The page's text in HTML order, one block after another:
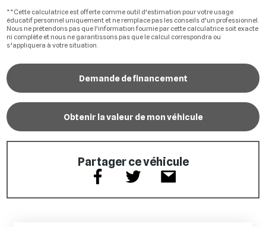
**Cette calculatrice est offerte comme outil d'estimation pour votre usage
éducatif personnel uniquement et ne remplace pas les conseils d'un professionnel.
Nous ne prétendons pas que l'information fournie par cette calculatrice soit exacte
ni complète et nous ne garantissons pas que le calcul correspondra ou
s’appliquera à votre situation.
Demande de financement
Obtenir la valeur de mon véhicule
Partager ce véhicule